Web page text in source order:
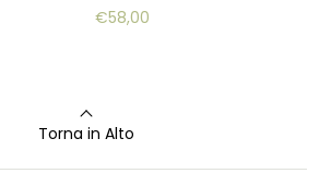
€58,00
Torna in Alto